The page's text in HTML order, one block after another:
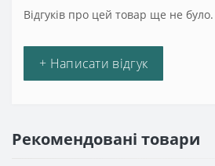
Відгуків про цей товар ще не було.
+ Написати відгук
Рекомендовані товари